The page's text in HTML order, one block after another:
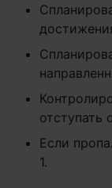
отступать
Если
1.